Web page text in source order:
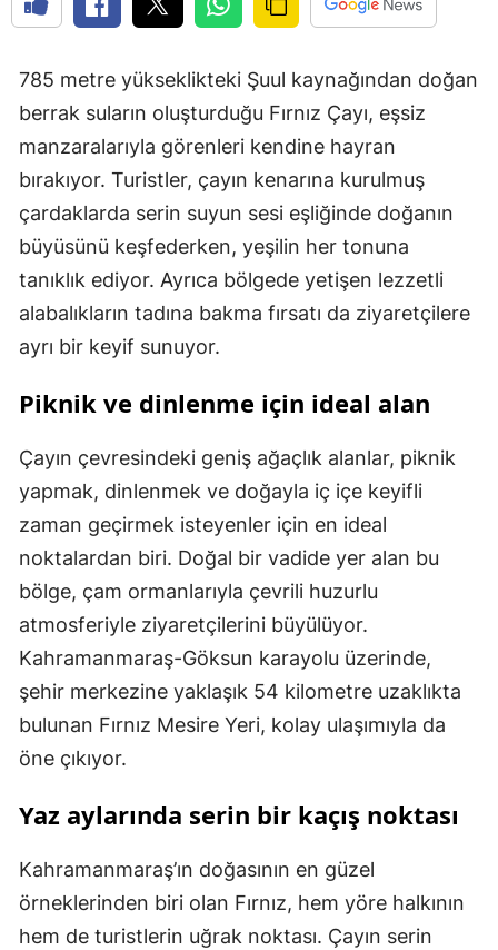
785 metre yükseklikteki Şuul kaynağından doğan
berrak suların oluşturduğu Fırnız Çayı, eşsiz
manzaralarıyla görenleri kendine hayran
bırakıyor. Turistler, çayın kenarına kurulmuş
çardaklarda serin suyun sesi eşliğinde doğanın
büyüsünü keşfederken, yeşilin her tonuna
tanıklık ediyor. Ayrıca bölgede yetişen lezzetli
alabalıkların tadına bakma fırsatı da ziyaretçilere
ayrı bir keyif sunuyor.
Piknik ve dinlenme için ideal alan
Çayın çevresindeki geniş ağaçlık alanlar, piknik
yapmak, dinlenmek ve doğayla iç içe keyifli
zaman geçirmek isteyenler için en ideal
noktalardan biri. Doğal bir vadide yer alan bu
bölge, çam ormanlarıyla çevrili huzurlu
atmosferiyle ziyaretçilerini büyülüyor.
Kahramanmaraş-Göksun karayolu üzerinde,
şehir merkezine yaklaşık 54 kilometre uzaklıkta
bulunan Fırnız Mesire Yeri, kolay ulaşımıyla da
öne çıkıyor.
Yaz aylarında serin bir kaçış noktası
Kahramanmaraş’ın doğasının en güzel
örneklerinden biri olan Fırnız, hem yöre halkının
hem de turistlerin uğrak noktası. Çayın serin